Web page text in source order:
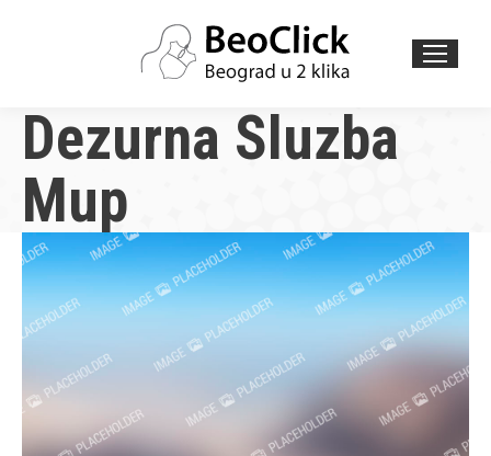
Dezurna Sluzba
Mup